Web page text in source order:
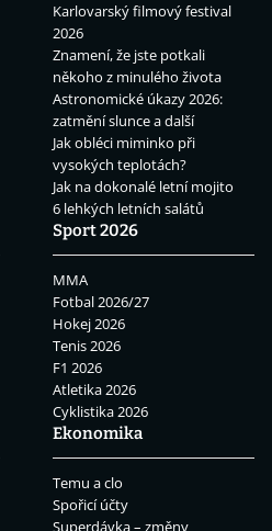
Karlovarský filmový festival
2026
Znamení, že jste potkali
někoho z minulého života
Astronomické úkazy 2026:
zatmění slunce a další
Jak obléci miminko při
vysokých teplotách?
Jak na dokonalé letní mojito
6 lehkých letních salátů
Sport 2026
MMA
Fotbal 2026/27
Hokej 2026
Tenis 2026
F1 2026
Atletika 2026
Cyklistika 2026
Ekonomika
Temu a clo
Spořicí účty
Superdávka – změny